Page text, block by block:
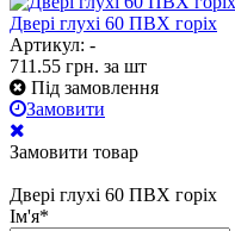
Двері глухі 60 ПВХ горіх
Артикул: -
711.55 грн. за шт
Під замовлення
Замовити
Замовити товар
Двері глухі 60 ПВХ горіх
Ім'я*